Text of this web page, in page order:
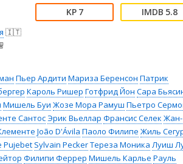
Фильм-нуар
🧝‍♂️ Фэнтези
🇮🇹
7 5.8
Пьер Ардити Мариза Беренсон Патрик
Кароль Ришер Готфрид Йон Сара
Мишель Буи Жозе Мора Рамуш Пьетро
СантосЭрик Вьеллар Франсис Селек Жан-
João D'Ávila Паоло Филипе Жиль
Pujebet Sylvain PeckerТереза Моника Луиш
Филипи Феррер Мишель Карлье Рауль